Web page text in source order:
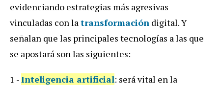
evidenciando estrategias más agresivas
vinculadas con la transformación digital. Y
señalan que las principales tecnologías a las que
se apostará son las siguientes:
1 -Inteligencia artificial: será vital en la